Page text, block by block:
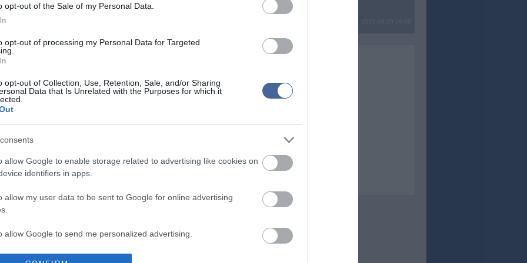
opt-out of the Sale of my Personal Data.
opt-out of processing my Personal Data for Targeted
opt-out of Collection, Use, Retention, Sale, and/or Sharing
Data that Is Unrelated with the Purposes for which it
allow Google to enable storage related to advertising like cookies on
identifiers in apps.
allow my user data to be sent to Google for online advertising
allow Google to send me personalized advertising.
viszonyt.
Franciaország a közelmúltban Romániával,
Lettországgal és Lengyelországgal már
pedig Prágában írja alá a politikai nyilatkozatot
vendéglátója.
nem sokkal elnökké választása után, tavalyi varsói
hogy szeretne túllépni elődje kelet-európai
meghatározott az a pillanat, amikor
háború kapcsán 2003 februárjában - csípős hangon
megnyitása az EU-hoz 2004-ben csatlakozott
európai ország munkavállalói előtt ennek az új
a párizsiLe Monde.
szerint a
szeretné felkészíteni a legtöbb tagállamot a
és az éghajlatváltozást érintő kérdésekre.
Mit szólsz? Ide minden baromságot...